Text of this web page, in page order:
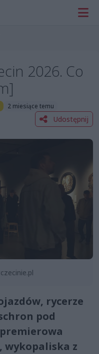
2026. Co
2 miesiące temu
Udostępnij
rycerze
pod
z